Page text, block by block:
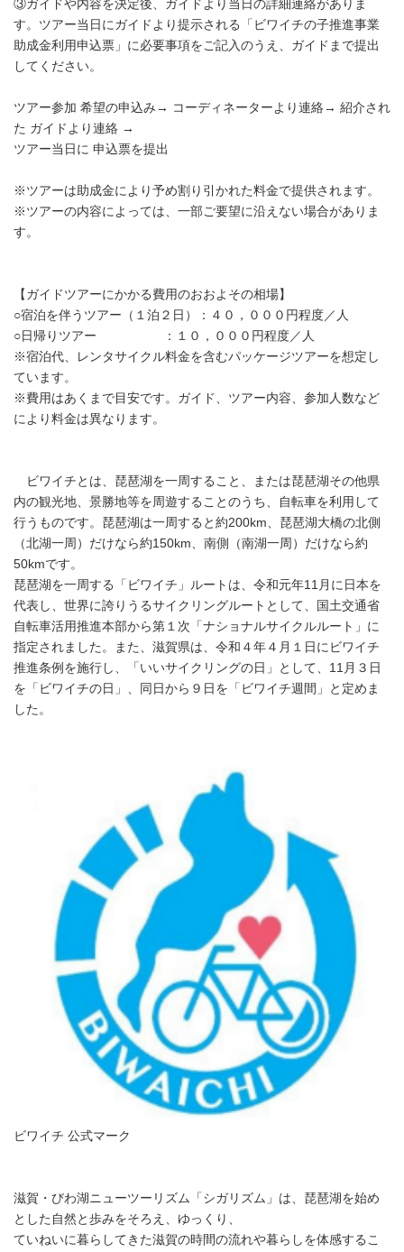
③ガイドや内容を決定後、ガイドより当日の詳細連絡がありま
す。ツアー当日にガイドより提示される「ビワイチの子推進事業
助成金利用申込票」に必要事項をご記入のうえ、ガイドまで提出
してください。
ツアー参加 希望の申込み→ コーディネーターより連絡→ 紹介され
た ガイドより連絡 →
ツアー当日に 申込票を提出
※ツアーは助成金により予め割り引かれた料金で提供されます。
※ツアーの内容によっては、一部ご要望に沿えない場合がありま
す。
【ガイドツアーにかかる費用のおおよその相場】
○宿泊を伴うツアー（１泊２日）：４０，０００円程度／人
○日帰りツアー ：１０，０００円程度／人
※宿泊代、レンタサイクル料金を含むパッケージツアーを想定し
ています。
※費用はあくまで目安です。ガイド、ツアー内容、参加人数など
により料金は異なります。
ビワイチとは、琵琶湖を一周すること、または琵琶湖その他県
内の観光地、景勝地等を周遊することのうち、自転車を利用して
行うものです。琵琶湖は一周すると約200km、琵琶湖大橋の北側
（北湖一周）だけなら約150km、南側（南湖一周）だけなら約
50kmです。
琵琶湖を一周する「ビワイチ」ルートは、令和元年11月に日本を
代表し、世界に誇りうるサイクリングルートとして、国土交通省
自転車活用推進本部から第１次「ナショナルサイクルルート」に
指定されました。また、滋賀県は、令和４年４月１日にビワイチ
推進条例を施行し、「いいサイクリングの日」として、11月３日
を「ビワイチの日」、同日から９日を「ビワイチ週間」と定めま
した。
ビワイチ 公式マーク
滋賀・びわ湖ニューツーリズム「シガリズム」は、琵琶湖を始め
とした自然と歩みをそろえ、ゆっくり、
ていねいに暮らしてきた滋賀の時間の流れや暮らしを体感するこ